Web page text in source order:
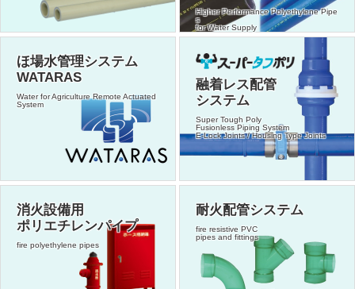
Higher Performance Polyethylene Pipe
s
for Water Supply
ほ場水管理システム
WATARAS
Water for Agriculture Remote Actuated
System
融着レス配管
システム
Super Tough Poly
Fusionless Piping System
E-Lock Joints / Housing Type Joints
消火設備用
ポリエチレンパイプ
fire polyethylene pipes
耐火配管システム
fire resistive PVC
pipes and fittings